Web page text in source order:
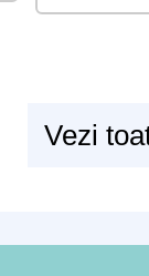
Vezi